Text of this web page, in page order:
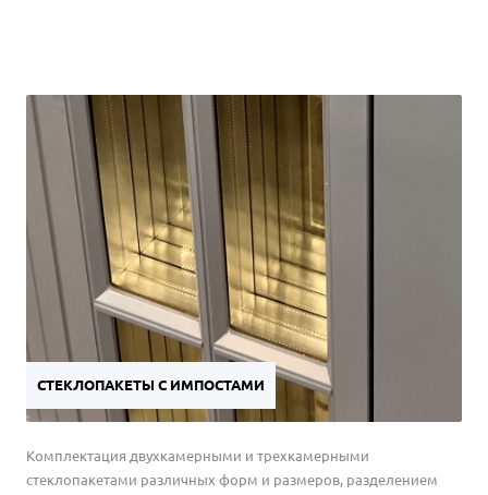
СТЕКЛОПАКЕТЫ С ИМПОСТАМИ
Комплектация двухкамерными и трехкамерными
стеклопакетами различных форм и размеров, разделением